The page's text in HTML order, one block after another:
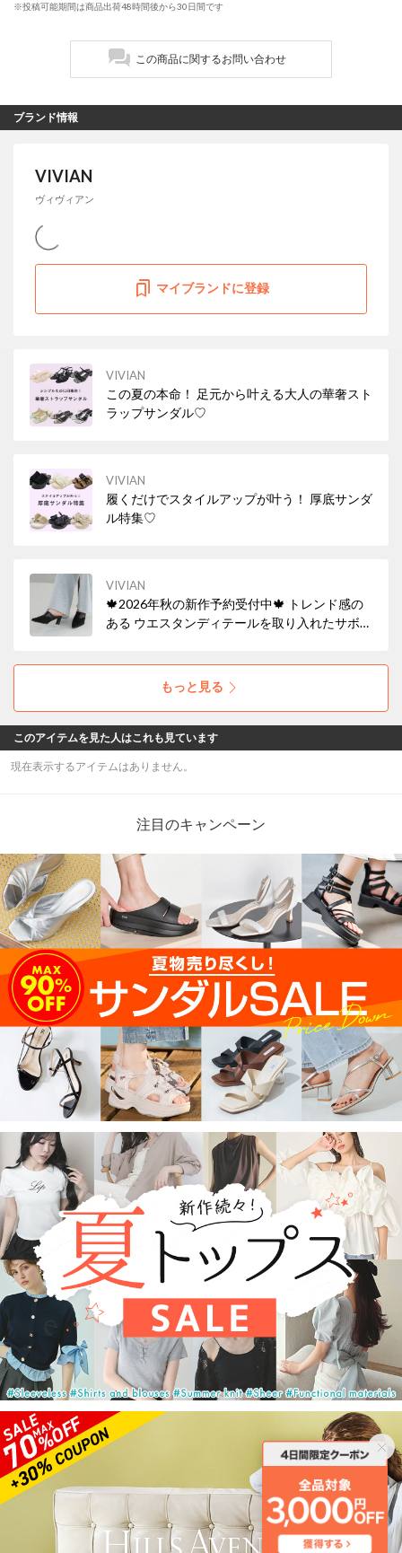
※投稿可能期間は商品出荷48時間後から30日間です
この商品に関するお問い合わせ
ブランド情報
VIVIAN
ヴィヴィアン
マイブランドに登録
VIVIAN
この夏の本命！ 足元から叶える大人の華奢スト
ラップサンダル♡
VIVIAN
履くだけでスタイルアップが叶う！ 厚底サンダ
ル特集♡
VIVIAN
🍁2026年秋の新作予約受付中🍁 トレンド感の
ある ウエスタンディテールを取り入れたサボミ
履くだけでこなれ感のある旬なスタイリングが
もっと見る
このアイテムを見た人はこれも見ています
現在表示するアイテムはありません。
注目のキャンペーン